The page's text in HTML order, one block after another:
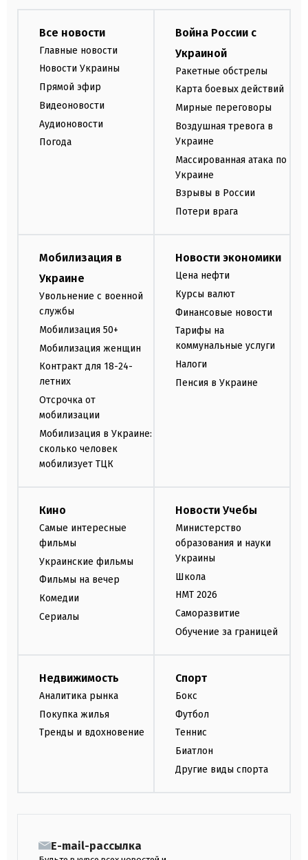
Все новости
Главные новости
Новости Украины
Прямой эфир
Видеоновости
Аудионовости
Погода
Война России с
Украиной
Ракетные обстрелы
Карта боевых действий
Мирные переговоры
Воздушная тревога в
Украине
Массированная атака по
Украине
Взрывы в России
Потери врага
Мобилизация в
Украине
Увольнение с военной
службы
Мобилизация 50+
Мобилизация женщин
Контракт для 18-24-
летних
Отсрочка от
мобилизации
Мобилизация в Украине:
сколько человек
мобилизует ТЦК
Новости экономики
Цена нефти
Курсы валют
Финансовые новости
Тарифы на
коммунальные услуги
Налоги
Пенсия в Украине
Кино
Самые интересные
фильмы
Украинские фильмы
Фильмы на вечер
Комедии
Сериалы
Новости Учебы
Министерство
образования и науки
Украины
Школа
НМТ 2026
Саморазвитие
Обучение за границей
Недвижимость
Аналитика рынка
Покупка жилья
Тренды и вдохновение
Спорт
Бокс
Футбол
Теннис
Биатлон
Другие виды спорта
E-mail-рассылка